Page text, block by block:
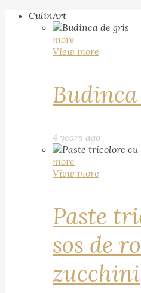
CulinArt
more
View more
4 years ago
more
View more
Paste
sos de
zucchini